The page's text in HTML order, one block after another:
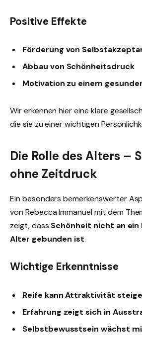
Positive Effekte
Förderung von
Abbau von Schönheitsdruck
Motivation zu einem
Wir erkennen hier eine klare
die sie zu einer wichtigen
Die Rolle des Alters –
ohne Zeitdruck
Ein besonders bemerkenswerter
von Rebecca Immanuel mit dem
zeigt, dass Schönheit nicht an
Alter gebunden ist.
Wichtige Erkenntnisse
Reife kann Attraktivität
Erfahrung zeigt sich in
Selbstbewusstsein wächst